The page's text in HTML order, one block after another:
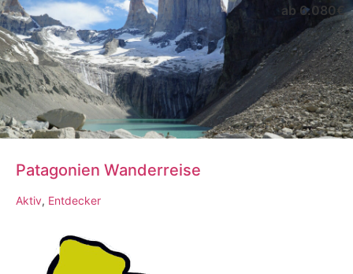
ab 6.080€
Patagonien Wanderreise
Aktiv, Entdecker